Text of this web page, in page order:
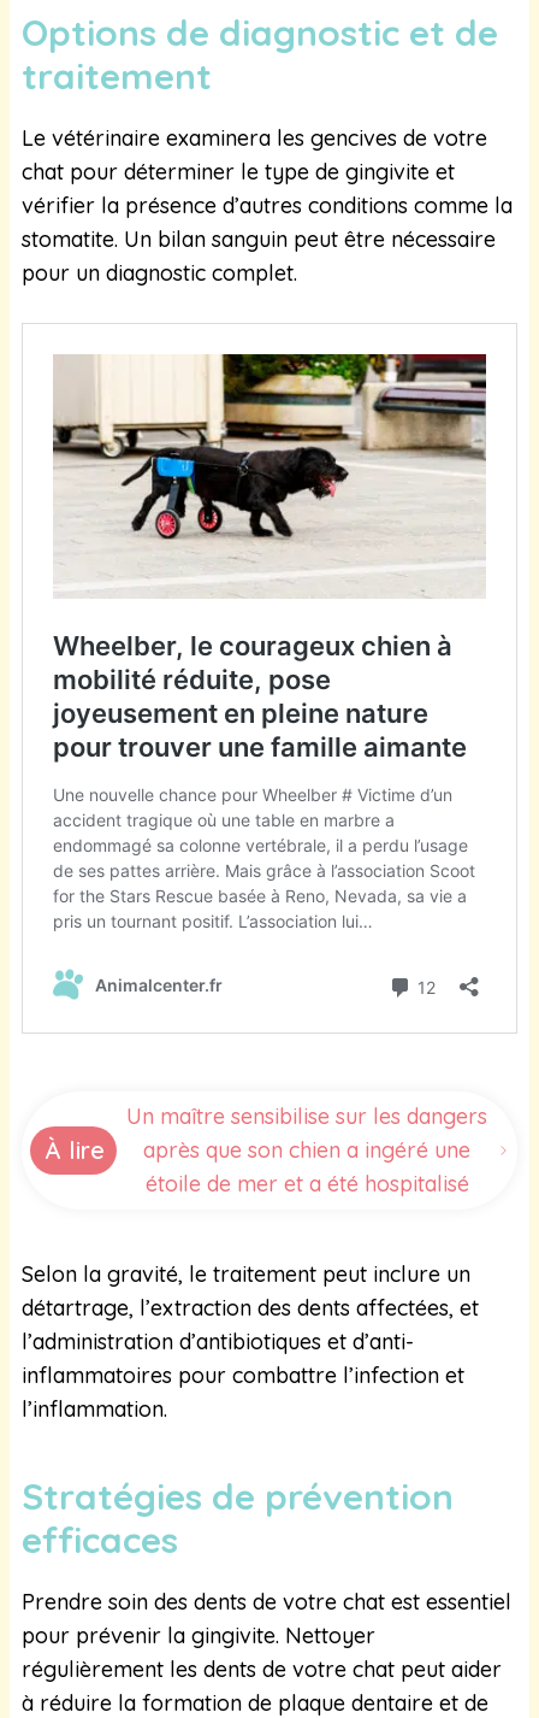
Options de diagnostic et de
traitement
Le vétérinaire examinera les gencives de votre
chat pour déterminer le type de gingivite et
vérifier la présence d’autres conditions comme la
stomatite. Un bilan sanguin peut être nécessaire
pour un diagnostic complet.
À lire
Un maître sensibilise sur les dangers
après que son chien a ingéré une
étoile de mer et a été hospitalisé
Selon la gravité, le traitement peut inclure un
détartrage, l’extraction des dents affectées, et
l’administration d’antibiotiques et d’anti-
inflammatoires pour combattre l’infection et
l’inflammation.
Stratégies de prévention
efficaces
Prendre soin des dents de votre chat est essentiel
pour prévenir la gingivite. Nettoyer
régulièrement les dents de votre chat peut aider
à réduire la formation de plaque dentaire et de